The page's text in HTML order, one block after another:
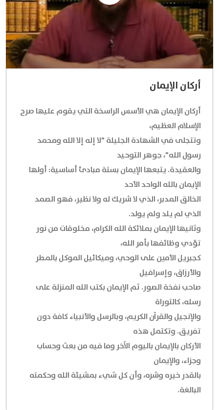
أركان الإيمان
أركان الإيمان هي الأسس الراسخة التي يقوم عليها صرح
الإسلام العظيم،
وتتجلى في الشهادة الجليلة "لا إله إلا الله ومحمد
رسول الله"، جوهر التوحيد
والعقيدة. يتبعها الإيمان بستة مبادئ أساسية: أولها
الإيمان بالله الواحد الأحد
الخالق المدبر، الذي لا شريك له ولا نظير، فهو الصمد
الذي لم يلد ولم يولد.
وثانيها الإيمان بملائكة الله الكرام، مخلوقات من نور
تؤدي وظائفها بأمر الله،
كجبريل الأمين على الوحي، وميكائيل الموكل بالمطر
والأرزاق، وإسرافيل
صاحب نفخة الصور. ثم الإيمان بكتب الله المنزلة على
رسله، كالتوراة
والإنجيل والقرآن الكريم، وبالرسل والأنبياء كافة دون
تفريق. وتكتمل هذه
الأركان بالإيمان باليوم الآخر وما فيه من بعث وحساب
وجزاء، والإيمان
بالقدر خيره وشره، وأن كل شيء بمشيئة الله وحكمته
البالغة.